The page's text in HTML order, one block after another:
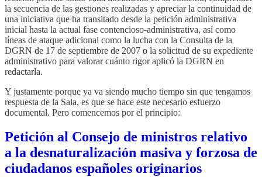
la secuencia de las gestiones realizadas y apreciar la continuidad de
una iniciativa que ha transitado desde la petición administrativa
inicial hasta la actual fase contencioso-administrativa, así como
líneas de ataque adicional como la lucha con la Consulta de la
DGRN de 17 de septiembre de 2007 o la solicitud de su expediente
administrativo para valorar cuánto rigor aplicó la DGRN en
redactarla.
Y justamente porque ya va siendo mucho tiempo sin que tengamos
respuesta de la Sala, es que se hace este necesario esfuerzo
documental. Pero comencemos por el principio:
Petición al Consejo de ministros relativo
a la desnaturalización masiva y forzosa de
ciudadanos españoles originarios